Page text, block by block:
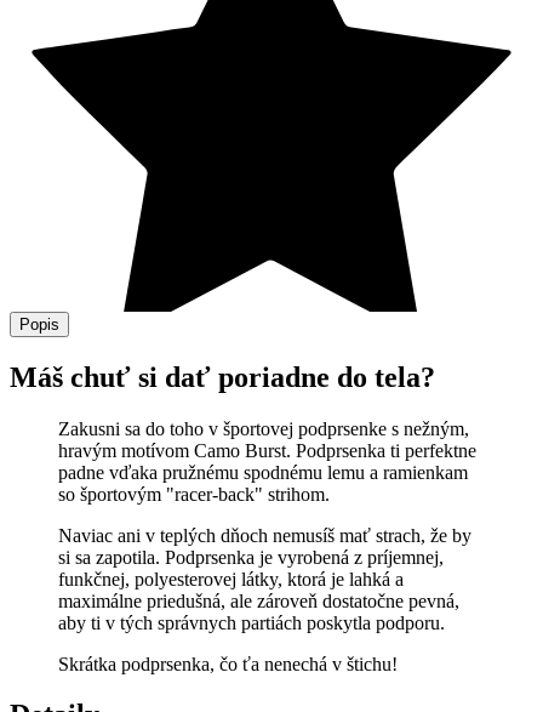
Popis
Máš chuť si dať poriadne do tela?
Zakusni sa do toho v športovej podprsenke s nežným,
hravým motívom Camo Burst. Podprsenka ti perfektne
padne vďaka pružnému spodnému lemu a ramienkam
so športovým "racer-back" strihom.
Naviac ani v teplých dňoch nemusíš mať strach, že by
si sa zapotila. Podprsenka je vyrobená z príjemnej,
funkčnej, polyesterovej látky, ktorá je lahká a
maximálne priedušná, ale zároveň dostatočne pevná,
aby ti v tých správnych partiách poskytla podporu.
Skrátka podprsenka, čo ťa nenechá v štichu!